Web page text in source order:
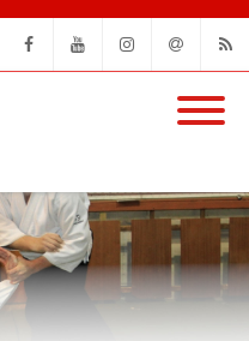
Instagram
Email RSS